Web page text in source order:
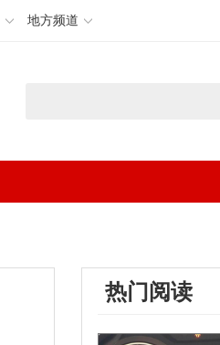
地方频道
热门阅读